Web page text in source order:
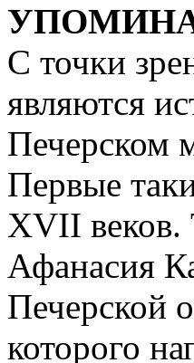
С точки
являются
Печерском
Первые
XVII веков.
Афанасия
Печерской
которого